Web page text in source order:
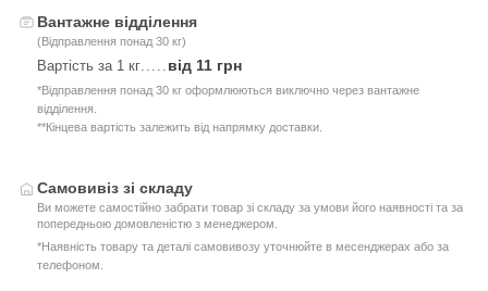
Вантажне відділення
(Відправлення понад 30 кг)
Вартість за 1 кг від 11 грн
*Відправлення понад 30 кг оформлюються виключно через вантажне
відділення.
**Кінцева вартість залежить від напрямку доставки.
Самовивіз зі складу
Ви можете самостійно забрати товар зі складу за умови його наявності та за
попередньою домовленістю з менеджером.
*Наявність товару та деталі самовивозу уточнюйте в месенджерах або за
телефоном.